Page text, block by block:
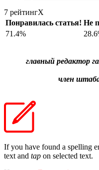
7 рейтингX
Понравилась статья! Не
71.4%
главный редактор
член
If you have found a spelling
text and tap on selected text.